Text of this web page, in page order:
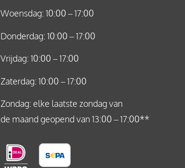
Woensdag: 10:00 – 17:00
Donderdag: 10:00 – 17:00
Vrijdag: 10:00 – 17:00
Zaterdag: 10:00 – 17:00
Zondag: elke laatste zondag van
de maand geopend van 13:00 – 17:00**